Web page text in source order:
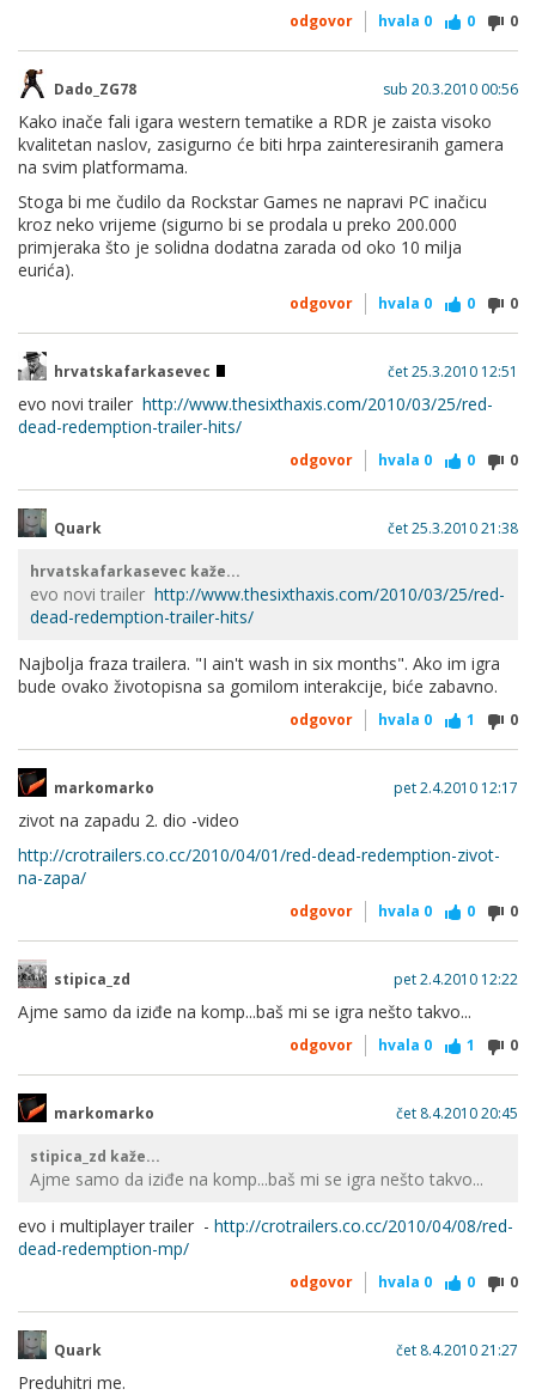
odgovor hvala 0 0 0
Dado_ZG78 sub 20.3.2010 00:56
Kako inače fali igara western tematike a RDR je zaista visoko
kvalitetan naslov, zasigurno će biti hrpa zainteresiranih gamera
na svim platformama.
Stoga bi me čudilo da Rockstar Games ne napravi PC inačicu
kroz neko vrijeme (sigurno bi se prodala u preko 200.000
primjeraka što je solidna dodatna zarada od oko 10 milja
eurića).
odgovor hvala 0 0 0
hrvatskafarkasevec čet 25.3.2010 12:51
evo novi trailer http://www.thesixthaxis.com/2010/03/25/red-
dead-redemption-trailer-hits/
odgovor hvala 0 0 0
Quark čet 25.3.2010 21:38
hrvatskafarkasevec kaže...
evo novi trailer http://www.thesixthaxis.com/2010/03/25/red-
dead-redemption-trailer-hits/
Najbolja fraza trailera. "I ain't wash in six months". Ako im igra
bude ovako životopisna sa gomilom interakcije, biće zabavno.
odgovor hvala 0 1 0
markomarko pet 2.4.2010 12:17
zivot na zapadu 2. dio -video
http://crotrailers.co.cc/2010/04/01/red-dead-redemption-zivot-
na-zapa/
odgovor hvala 0 0 0
stipica_zd pet 2.4.2010 12:22
Ajme samo da iziđe na komp...baš mi se igra nešto takvo...
odgovor hvala 0 1 0
markomarko čet 8.4.2010 20:45
stipica_zd kaže...
Ajme samo da iziđe na komp...baš mi se igra nešto takvo...
evo i multiplayer trailer - http://crotrailers.co.cc/2010/04/08/red-
dead-redemption-mp/
odgovor hvala 0 0 0
Quark čet 8.4.2010 21:27
Preduhitri me.